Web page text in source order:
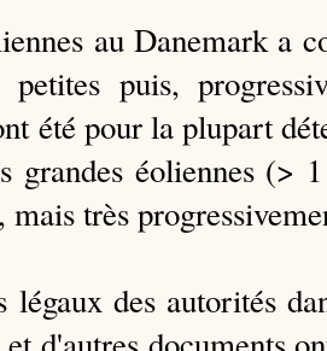
au Danemark a
puis,
été pour la plupart
grandes éoliennes (>
mais très
légaux des autorités